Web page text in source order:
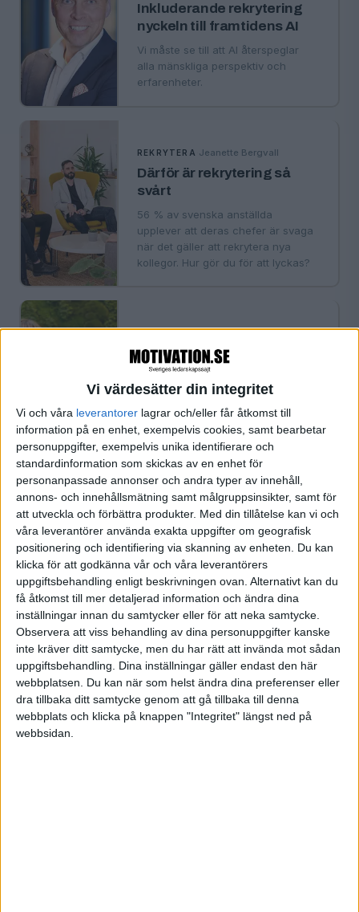
Vi värdesätter din integritet
Vi och våra leverantorer lagrar och/eller får åtkomst till
information på en enhet, exempelvis cookies, samt bearbetar
personuppgifter, exempelvis unika identifierare och
standardinformation som skickas av en enhet för
personanpassade annonser och andra typer av innehåll,
annons- och innehållsmätning samt målgruppsinsikter, samt för
att utveckla och förbättra produkter. Med din tillåtelse kan vi och
våra leverantörer använda exakta uppgifter om geografisk
positionering och identifiering via skanning av enheten. Du kan
klicka för att godkänna vår och våra leverantörers
uppgiftsbehandling enligt beskrivningen ovan. Alternativt kan du
få åtkomst till mer detaljerad information och ändra dina
inställningar innan du samtycker eller för att neka samtycke.
Observera att viss behandling av dina personuppgifter kanske
inte kräver ditt samtycke, men du har rätt att invända mot sådan
uppgiftsbehandling. Dina inställningar gäller endast den här
webbplatsen. Du kan när som helst ändra dina preferenser eller
dra tillbaka ditt samtycke genom att gå tillbaka till denna
webbplats och klicka på knappen "Integritet" längst ned på
webbsidan.
Inkluderande rekrytering
nyckeln till framtidens AI
Vi måste se till att AI återspeglar
alla mänskliga perspektiv och
erfarenheter.
REKRYTERA Jeanette Bergvall
Därför är rekrytering så
svårt
56 % av svenska anställda
upplever att deras chefer är svaga
när det gäller att rekrytera nya
kollegor. Hur gör du för att lyckas?
REKRYTERA·Podium
Det krävs nytänk för att
lyckas behålla unga
talanger
Anne-Sofie Risåsen, Nordenchef
på Cognizant: I framtiden kommer
det att vara mycket viktigt för
arbetsgivare att skapa arbeten som
ligger i linje med de anställdas egna
värderingar.
REKRYTERA· Henrik Heslyk
Rekryteringsprocessens
framgångsfaktorer
Talent Management
REKRYTERA Henrik Heslyk
Välj varandra i